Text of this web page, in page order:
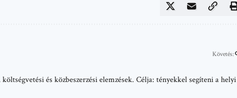
Követés:
és közbeszerzési elemzések. Célja: tényekkel segíteni a helyi